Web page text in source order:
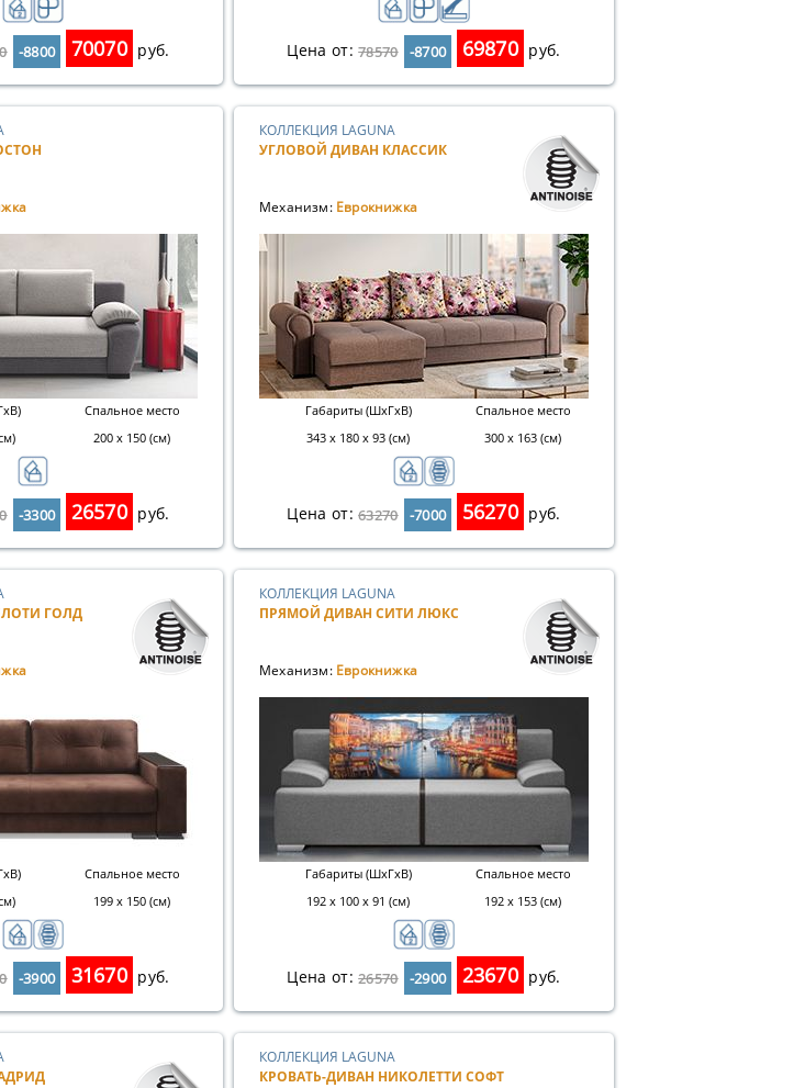
-8800 70070 руб. Цена от:78570 -8700 69870 руб.
Спальное место
200 х 150 (см)
-3300 26570 руб.
КОЛЛЕКЦИЯ LAGUNA
УГЛОВОЙ ДИВАН КЛАССИК
Механизм: Еврокнижка
Габариты (ШхГхВ)
343 х 180 х 93 (см)
Спальное место
300 х 163 (см)
Цена от:63270 -7000 56270 руб.
ГОЛД
Спальное место
199 х 150 (см)
-3900 31670 руб.
КОЛЛЕКЦИЯ LAGUNA
ПРЯМОЙ ДИВАН СИТИ ЛЮКС
Механизм: Еврокнижка
Габариты (ШхГхВ)
192 х 100 х 91 (см)
Спальное место
192 х 153 (см)
Цена от:26570 -2900 23670 руб.
КОЛЛЕКЦИЯ LAGUNA
КРОВАТЬ-ДИВАН НИКОЛЕТТИ СОФТ